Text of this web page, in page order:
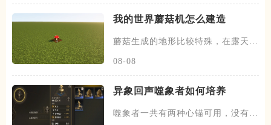
我的世界蘑菇机怎么建造
蘑菇生成的地形比较特殊，在露天的
08-08
异象回声​噬象者如何培养
噬象者一共有两种心锚可用，没有太